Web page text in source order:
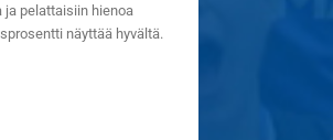
ja pelattaisiin hienoa
näyttää hyvältä.